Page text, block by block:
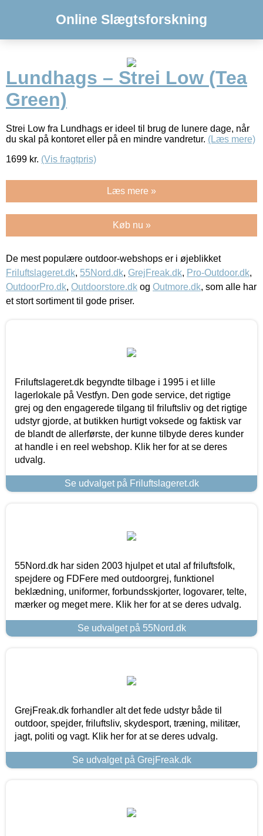
Online Slægtsforskning
Lundhags – Strei Low (Tea
Green)
Strei Low fra Lundhags er ideel til brug de lunere dage, når
du skal på kontoret eller på en mindre vandretur. (Læs mere)
1699 kr. (Vis fragtpris)
Læs mere »
Køb nu »
De mest populære outdoor-webshops er i øjeblikket
Friluftslageret.dk, 55Nord.dk, GrejFreak.dk, Pro-Outdoor.dk,
OutdoorPro.dk, Outdoorstore.dk og Outmore.dk, som alle har
et stort sortiment til gode priser.
Friluftslageret.dk begyndte tilbage i 1995 i et lille
lagerlokale på Vestfyn. Den gode service, det rigtige
grej og den engagerede tilgang til friluftsliv og det rigtige
udstyr gjorde, at butikken hurtigt voksede og faktisk var
de blandt de allerførste, der kunne tilbyde deres kunder
at handle i en reel webshop. Klik her for at se deres
udvalg.
Se udvalget på Friluftslageret.dk
55Nord.dk har siden 2003 hjulpet et utal af friluftsfolk,
spejdere og FDFere med outdoorgrej, funktionel
beklædning, uniformer, forbundsskjorter, logovarer, telte,
mærker og meget mere. Klik her for at se deres udvalg.
Se udvalget på 55Nord.dk
GrejFreak.dk forhandler alt det fede udstyr både til
outdoor, spejder, friluftsliv, skydesport, træning, militær,
jagt, politi og vagt. Klik her for at se deres udvalg.
Se udvalget på GrejFreak.dk